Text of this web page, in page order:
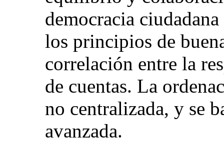
democracia
los principios de
correlación entre la
de cuentas. La
no centralizada, y se
avanzada.